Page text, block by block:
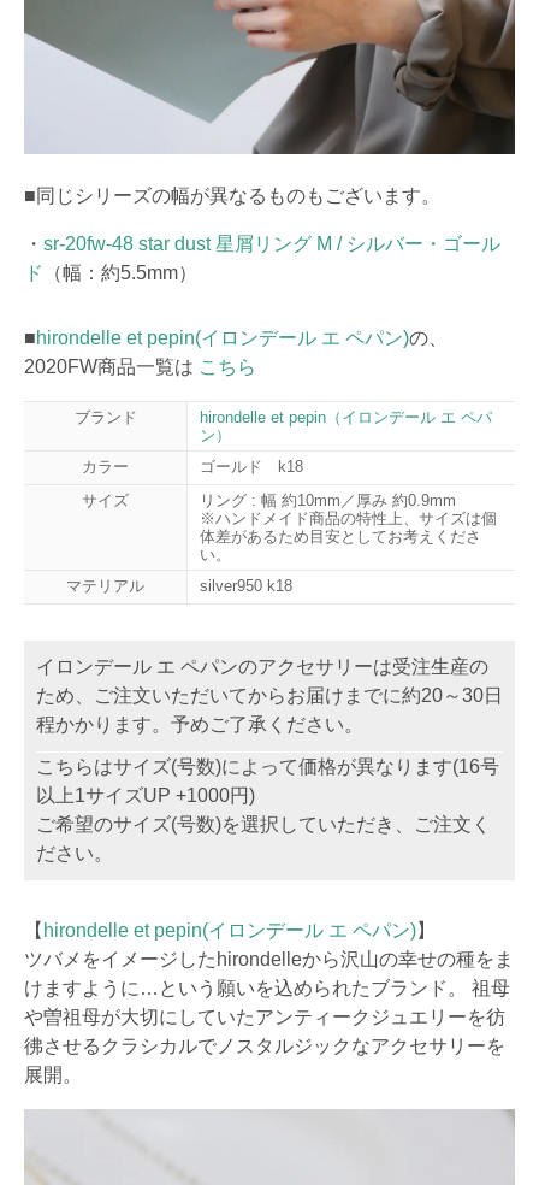
■同じシリーズの幅が異なるものもございます。
・ sr-20fw-48 star dust 星屑リング M / シルバー・ゴール
ド
（幅：約5.5mm）
■hirondelle et pepin(イロンデール エ ペパン)の、
2020FW商品一覧は こちら
ブランド
hirondelle et pepin（イロンデール エ ペパ
ン）
カラー
ゴールド k18
サイズ
リング : 幅 約10mm／厚み 約0.9mm
※ハンドメイド商品の特性上、サイズは個
体差があるため目安としてお考えくださ
い。
マテリアル
silver950 k18
イロンデール エ ペパンのアクセサリーは受注生産の
ため、ご注文いただいてからお届けまでに約20～30日
程かかります。予めご了承ください。
こちらはサイズ(号数)によって価格が異なります(16号
以上1サイズUP +1000円)
ご希望のサイズ(号数)を選択していただき、ご注文く
ださい。
【 hirondelle et pepin(イロンデール エ ペパン)】
ツバメをイメージしたhirondelleから沢山の幸せの種をま
けますように…という願いを込められたブランド。 祖母
や曽祖母が大切にしていたアンティークジュエリーを彷
彿させるクラシカルでノスタルジックなアクセサリーを
展開。